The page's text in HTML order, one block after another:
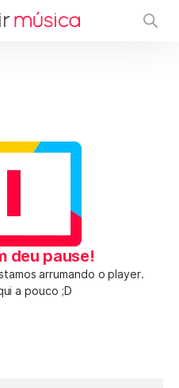
deu pause!
arrumando o player.
a pouco ;D